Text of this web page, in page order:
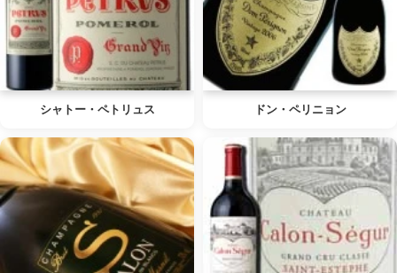
シャトー・ペトリュス ドン・ペリニョン